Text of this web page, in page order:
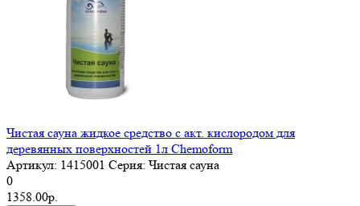
Чистая сауна жидкое средство с акт. кислородом для
деревянных поверхностей 1л Chemoform
Артикул: 1415001 Серия: Чистая сауна
0
1358.00р.